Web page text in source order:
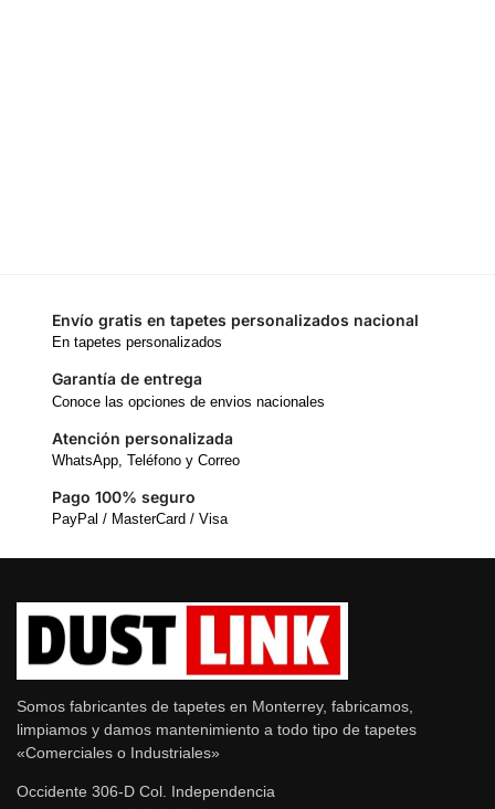
Envío gratis en tapetes personalizados nacional
En tapetes personalizados
Garantía de entrega
Conoce las opciones de envios nacionales
Atención personalizada
WhatsApp, Teléfono y Correo
Pago 100% seguro
PayPal / MasterCard / Visa
Somos fabricantes de tapetes en Monterrey, fabricamos,
limpiamos y damos mantenimiento a todo tipo de tapetes
«Comerciales o Industriales»
Occidente 306-D Col. Independencia